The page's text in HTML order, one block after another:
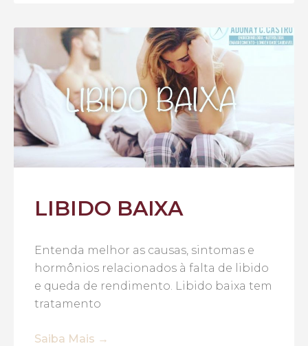
LIBIDO BAIXA
Entenda melhor as causas, sintomas e
hormônios relacionados à falta de libido
e queda de rendimento. Libido baixa tem
tratamento
Saiba Mais →